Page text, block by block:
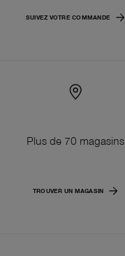
SUIVEZ VOTRE COMMANDE
Plus de 70 magasins
TROUVER UN MAGASIN